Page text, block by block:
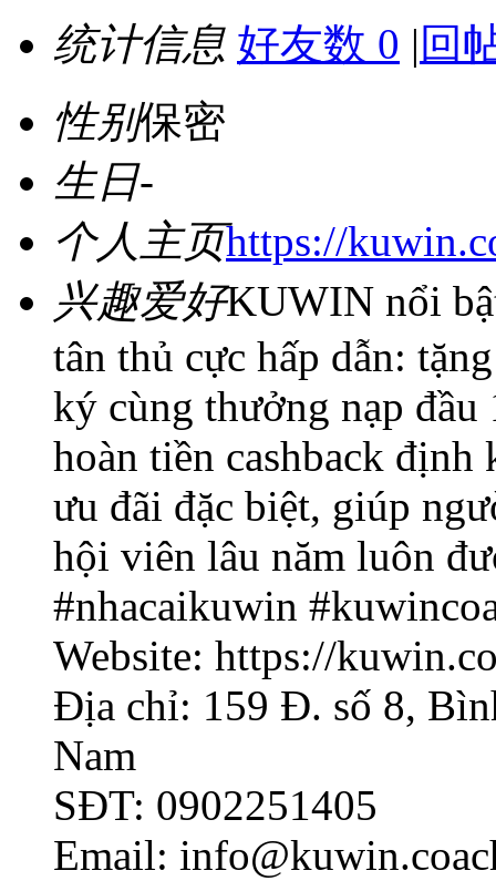
统计信息 好友数 0 | 回
性别保密
生日-
个人主页https://
兴趣爱好KUWIN nổi
tân thủ cực hấp dẫn:
ký cùng thưởng nạp
hoàn tiền cashback
ưu đãi đặc biệt, giúp
hội viên lâu năm luôn
#nhacaikuwin
Website: https://
Địa chỉ: 159 Đ. số 8,
Nam
SĐT: 0902251405
Email: